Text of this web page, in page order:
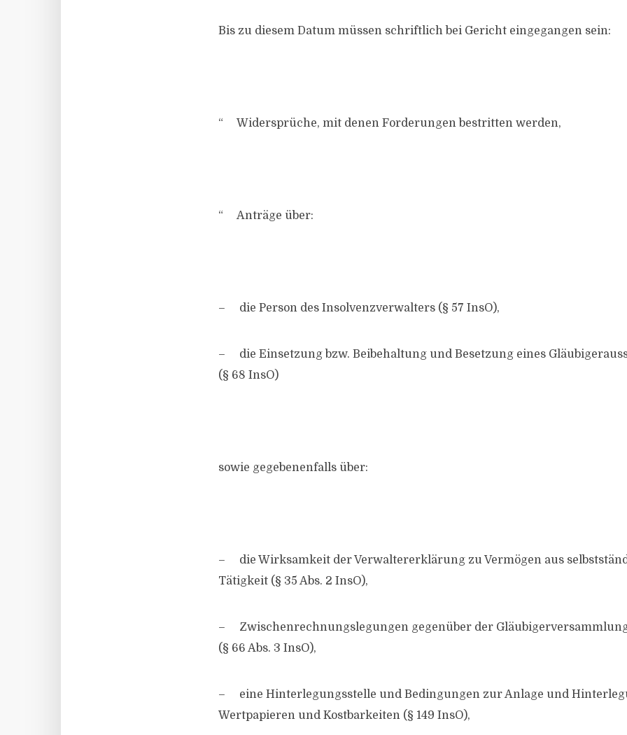
Bis zu diesem Datum müssen schriftlich bei Gericht eingegangen sein:
“ Widersprüche, mit denen Forderungen bestritten werden,
“ Anträge über:
– die Person des Insolvenzverwalters (§ 57 InsO),
– die Einsetzung bzw. Beibehaltung und Besetzung eines
(§ 68 InsO)
sowie gegebenenfalls über:
– die Wirksamkeit der Verwaltererklärung zu Vermögen aus
Tätigkeit (§ 35 Abs. 2 InsO),
– Zwischenrechnungslegungen gegenüber der
(§ 66 Abs. 3 InsO),
– eine Hinterlegungsstelle und Bedingungen zur Anlage und
Wertpapieren und Kostbarkeiten (§ 149 InsO),